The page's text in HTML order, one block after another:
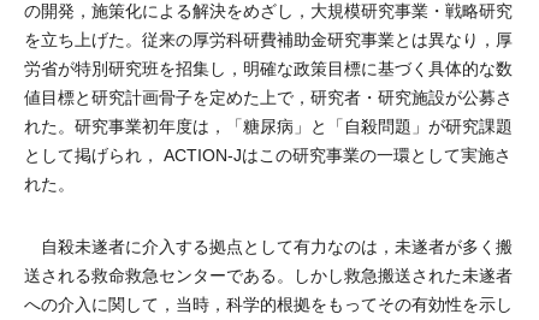
の開発，施策化による解決をめざし，大規模研究事業・戦略研究
を立ち上げた。従来の厚労科研費補助金研究事業とは異なり，厚
労省が特別研究班を招集し，明確な政策目標に基づく具体的な数
値目標と研究計画骨子を定めた上で，研究者・研究施設が公募さ
れた。研究事業初年度は，「糖尿病」と「自殺問題」が研究課題
として掲げられ， ACTION-Jはこの研究事業の一環として実施さ
れた。
自殺未遂者に介入する拠点として有力なのは，未遂者が多く搬
送される救命救急センターである。しかし救急搬送された未遂者
への介入に関して，当時，科学的根拠をもってその有効性を示し